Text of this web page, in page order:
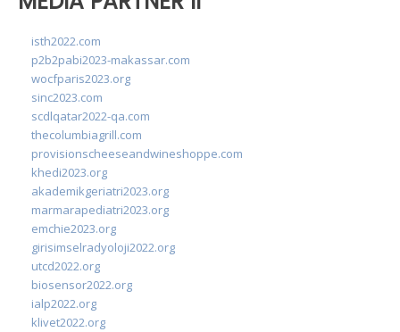
isth2022.com
p2b2pabi2023-makassar.com
wocfparis2023.org
sinc2023.com
scdlqatar2022-qa.com
thecolumbiagrill.com
provisionscheeseandwineshoppe.com
khedi2023.org
akademikgeriatri2023.org
marmarapediatri2023.org
emchie2023.org
girisimselradyoloji2022.org
utcd2022.org
biosensor2022.org
ialp2022.org
klivet2022.org